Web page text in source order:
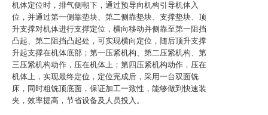
机体定位时，排气侧朝下，通过预导向机构引导机体入
位，并通过第一侧靠垫块、第二侧靠垫块、支撑垫块、顶
升支撑对机体进行支撑定位，横向移动并侧靠至第一阻挡
凸起、第二阻挡凸起处，可实现横向定位，随后顶升支撑
升起支撑在机体底部；第一压紧机构、第二压紧机构、第
三压紧机构动作，压在机体上；第四压紧机构动作，压在
机体上，实现最终定位，定位完成后，采用一台双面铣
床，同时粗铣顶底面，保证加工一致性，能够做到快速装
夹，效率提高，节省设备及人员投入。